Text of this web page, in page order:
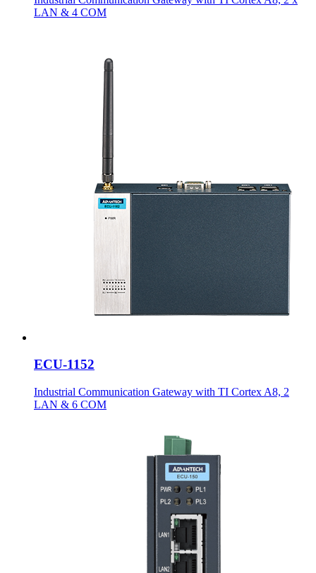
LAN & 4 COM
ECU-1152
Industrial Communication Gateway with TI Cortex A8, 2
LAN & 6 COM